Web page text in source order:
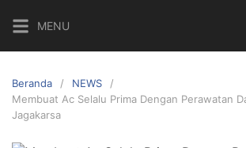
n
MENU
Beranda
NEWS
Membuat Ac Selalu Prima Dengan Perawatan
Jagakarsa